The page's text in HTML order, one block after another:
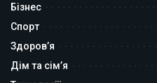
Бізнес
Спорт
Здоров’я
Дім та сім’я